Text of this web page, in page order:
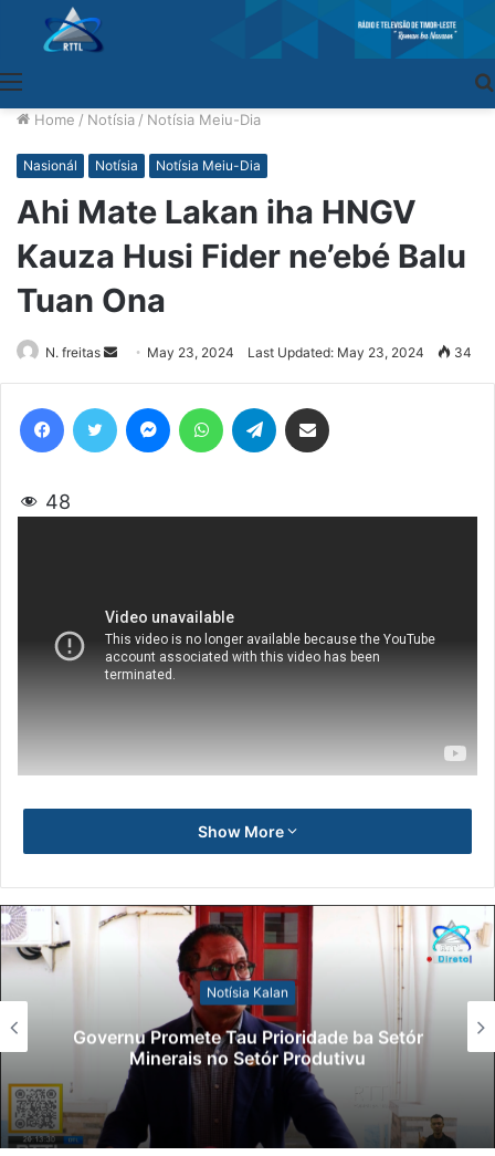
Home / Notísia / Notísia Meiu-Dia
Nasionál Notísia Notísia Meiu-Dia
Ahi Mate Lakan iha HNGV
Kauza Husi Fider ne’ebé Balu
Tuan Ona
N. freitas
Send
an
email
May 23, 2024 Last Updated: May 23, 2024 34
48
Show More
Notísia Kalan
Governu Promete Tau Prioridade ba Setór
Minerais no Setór Produtivu